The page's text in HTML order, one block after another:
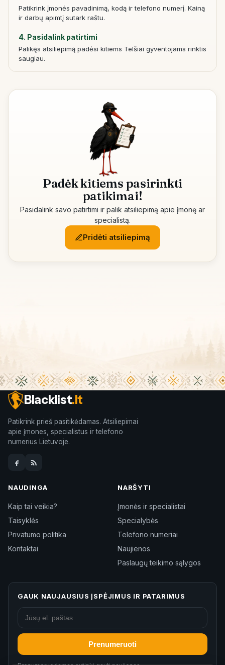
Patikrink įmonės pavadinimą, kodą ir telefono numerį. Kainą
ir darbų apimtį sutark raštu.
4. Pasidalink patirtimi
Palikęs atsiliepimą padėsi kitiems Telšiai gyventojams rinktis
saugiau.
Padėk kitiems pasirinkti
patikimai!
Pasidalink savo patirtimi ir palik atsiliepimą apie įmonę ar
specialistą.
Pridėti atsiliepimą
Blacklist.lt
Patikrink prieš pasitikėdamas. Atsiliepimai
apie įmones, specialistus ir telefono
numerius Lietuvoje.
NAUDINGA
Kaip tai veikia?
Taisyklės
Privatumo politika
Kontaktai
NARŠYTI
Įmonės ir specialistai
Specialybės
Telefono numeriai
Naujienos
Paslaugų teikimo sąlygos
GAUK NAUJAUSIUS ĮSPĖJIMUS IR PATARIMUS
Prenumeruoti